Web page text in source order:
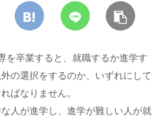
を卒業すると、就職するか進学す
の選択をするのか、いずれにして
ばなりません。
人が進学し、進学が難しい人が就